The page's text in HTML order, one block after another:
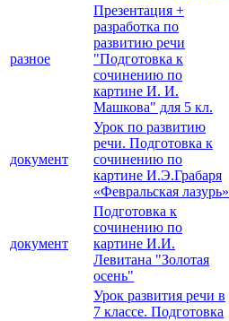
разное
Презентация +
разработка по
развитию речи
"Подготовка к
сочинению по
картине И. И.
Машкова" для 5 кл.
документ
Урок по развитию
речи. Подготовка к
сочинению по
картине И.Э.Грабаря
«Февральская лазурь»
документ
Подготовка к
сочинению по
картине И.И.
Левитана "Золотая
осень"
Урок развития речи в
7 классе. Подготовка